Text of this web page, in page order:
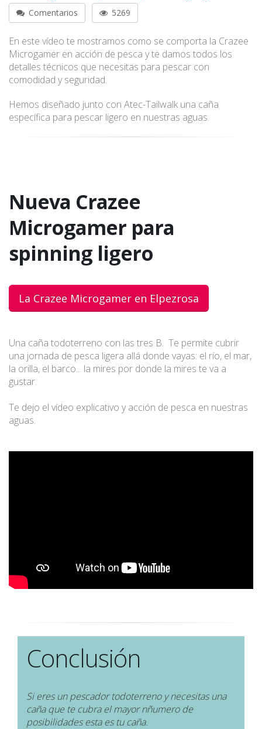
Comentarios 5269
En este vídeo te mostramos como se comporta la Crazee
Microgamer en acción de pesca y te damos todos los
detalles técnicos que necesitas para pescar con
comodidad y seguridad.
Hemos diseñado junto con Atec-Tailwalk una caña
específica para pescar ligero en nuestras aguas.
Nueva Crazee
Microgamer para
spinning ligero
La Crazee Microgamer en Elpezrosa
Una caña todoterreno con las tres B. Te permite cubrir
una jornada de pesca ligera allá donde vayas: el río, el mar,
la orilla, el barco... la mires por donde la mires te va a
gustar.
Te dejo el vídeo explicativo y acción de pesca en nuestras
aguas.
Conclusión
Si eres un pescador todoterreno y necesitas una
caña que te cubra el mayor nñumero de
posibilidades esta es tu caña.